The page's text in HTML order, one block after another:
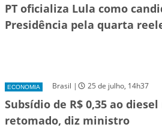
PT oficializa Lula como
Presidência pela quarta
ECONOMIA Brasil | 25 de julho, 14h37
Subsídio de R$ 0,35 ao
retomado, diz ministro